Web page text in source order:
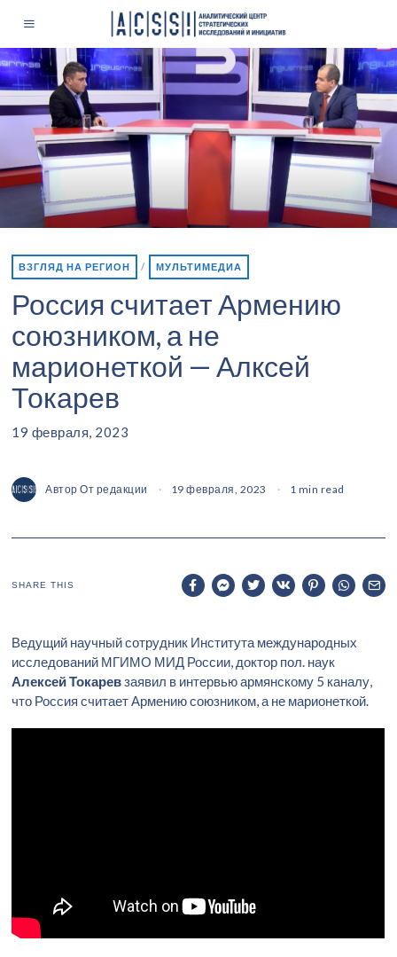
ВЗГЛЯД НА РЕГИОН / МУЛЬТИМЕДИА
Россия считает Армению
союзником, а не
марионеткой — Алксей
Токарев
19 февраля, 2023
АвторОт редакции 19 февраля, 2023 1 min read
SHARE THIS
Ведущий научный сотрудник Института международных
исследований МГИМО МИД России, доктор пол. наук
Алексей Токаревзаявил в интервью армянскому 5 каналу,
что Россия считает Армению союзником, а не марионеткой.